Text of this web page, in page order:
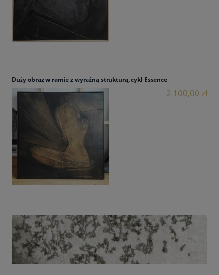
Duży obraz w ramie z wyraźną strukturą, cykl Essence
2 100,00 zł